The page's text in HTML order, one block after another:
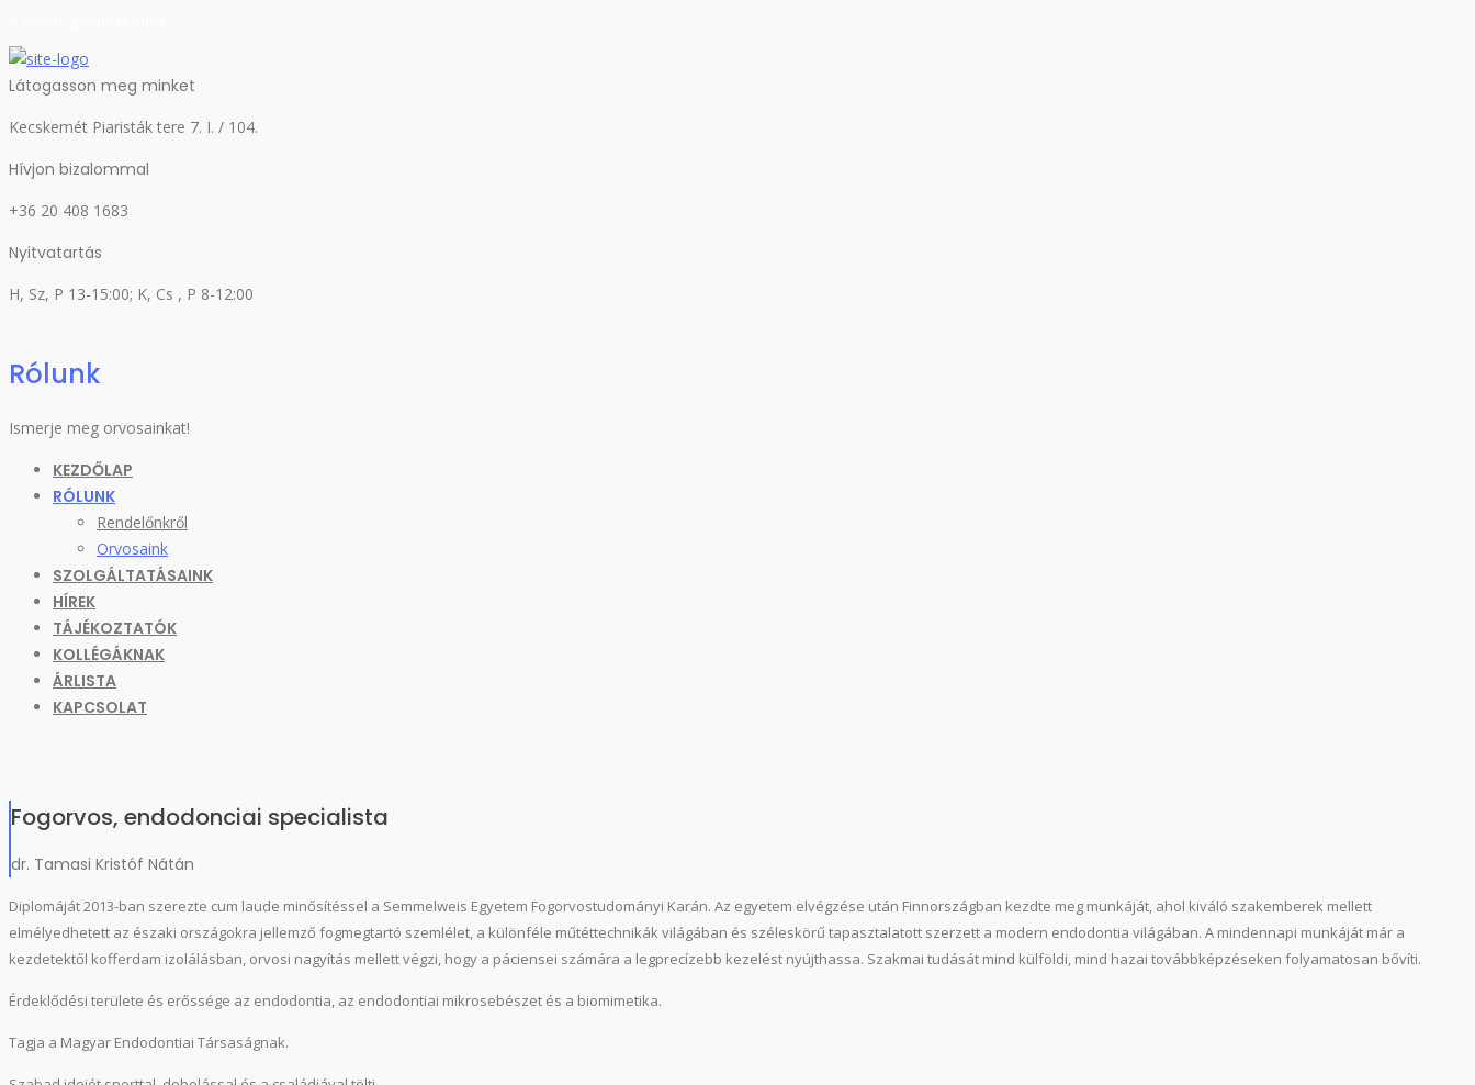
Látogasson meg minket
Kecskemét Piaristák tere 7. I. / 104.
Hívjon bizalommal
+36 20 408 1683
Nyitvatartás
H, Sz, P 13-15:00; K, Cs , P 8-12:00
Rólunk
Ismerje meg orvosainkat!
KEZDŐLAP
RÓLUNK
Rendelőnkről
Orvosaink
SZOLGÁLTATÁSAINK
HÍREK
TÁJÉKOZTATÓK
KOLLÉGÁKNAK
ÁRLISTA
KAPCSOLAT
Fogorvos, endodonciai specialista
dr. Tamasi Kristóf Nátán
Diplomáját 2013-ban szerezte cum laude minősítéssel a Semmelweis Egyetem Fogorvostudományi Karán. Az egyetem elvégzése után Finnországban kezdte meg munkáját, ahol kiváló szakemberek mellett
elmélyedhetett az északi országokra jellemző fogmegtartó szemlélet, a különféle műtéttechnikák világában és széleskörű tapasztalatott szerzett a modern endodontia világában. A mindennapi munkáját már a
kezdetektől kofferdam izolálásban, orvosi nagyítás mellett végzi, hogy a páciensei számára a legprecízebb kezelést nyújthassa. Szakmai tudását mind külföldi, mind hazai továbbképzéseken folyamatosan bővíti.
Érdeklődési területe és erőssége az endodontia, az endodontiai mikrosebészet és a biomimetika.
Tagja a Magyar Endodontiai Társaságnak.